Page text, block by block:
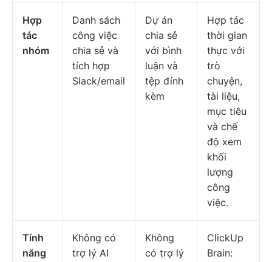
Hợp
tác
nhóm
Danh sách
công việc
chia sẻ và
tích hợp
Slack/email
Dự án
chia sẻ
với bình
luận và
tệp đính
kèm
Hợp tác
thời gian
thực với
trò
chuyện,
tài liệu,
mục tiêu
và chế
độ xem
khối
lượng
công
việc.
Tính
năng
Không có
trợ lý AI
Không
có trợ lý
ClickUp
Brain: